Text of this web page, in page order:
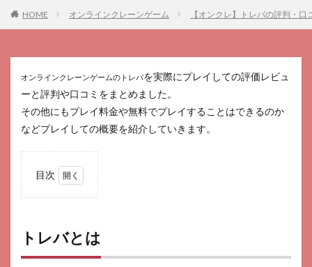
HOME オンラインクレーンゲーム 【オンクレ】トレバの評判・
オンラインクレーンゲームのトレバを実際にプレイしての評価レビュ
ーと評判や口コミをまとめました。
その他にもプレイ料金や無料でプレイすることはできるのか
などプレイしての概要を紹介していきます。
目次
は
トレバとは